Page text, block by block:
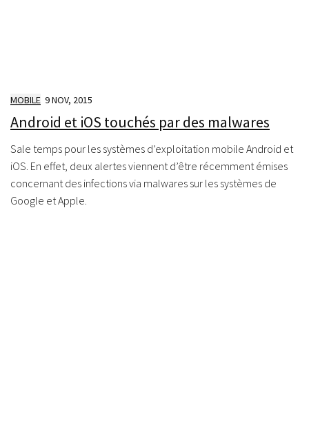
MOBILE 9 NOV, 2015
Android et iOS touchés par des malwares
Sale temps pour les systèmes d’exploitation mobile Android et
iOS. En effet, deux alertes viennent d’être récemment émises
concernant des infections via malwares sur les systèmes de
Google et Apple.